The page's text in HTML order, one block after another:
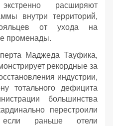
расширяют
внутри территорий,
от ухода на
променады.
Маджеда Тауфика,
рекордные за
индустрии,
тотального дефицита
большинства
перестроили
раньше отели